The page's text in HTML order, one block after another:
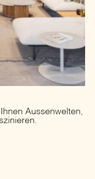
Aussenwelten,